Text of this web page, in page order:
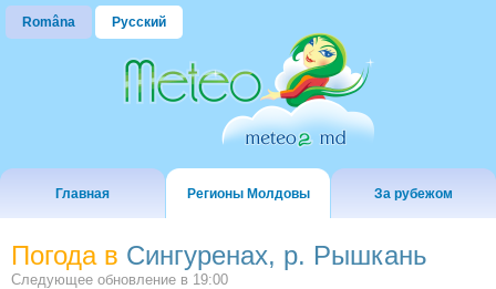
Româna Русский
Главная Регионы Молдовы За рубежом
Погода в Сингуренах, р. Рышкань
Следующее обновление в 19:00